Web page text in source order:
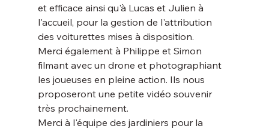
et efficace ainsi qu'à Lucas et Julien à
l'accueil, pour la gestion de l'attribution
des voiturettes mises à disposition.
Merci également à Philippe et Simon
filmant avec un drone et photographiant
les joueuses en pleine action. Ils nous
proposeront une petite vidéo souvenir
très prochainement.
Merci à l'équipe des jardiniers pour la